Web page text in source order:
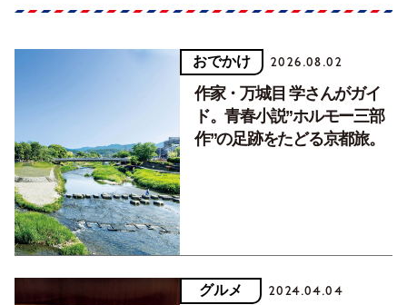
おでかけ 2026.08.02
作家・万城目 学さんがガイ
ド。青春小説”ホルモー三部
作”の足跡をたどる京都旅。
グルメ 2024.04.04